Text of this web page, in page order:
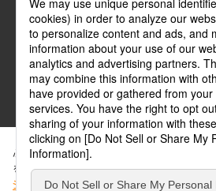
ぶんか社が運営するサイトでは、利便性向
を使用しています。 当社のCookieについて
シー
」をご覧ください。当サイトでは、訪問